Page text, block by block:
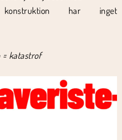
har inget
katastrof